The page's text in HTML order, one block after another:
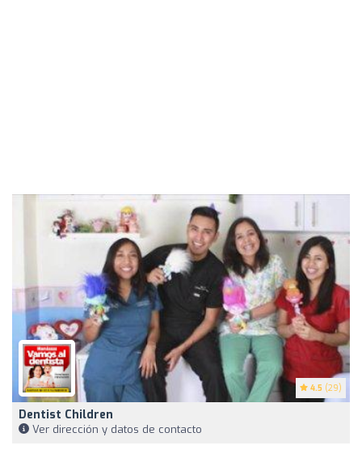
4.5 (29)
Dentist Children
Ver dirección y datos de contacto